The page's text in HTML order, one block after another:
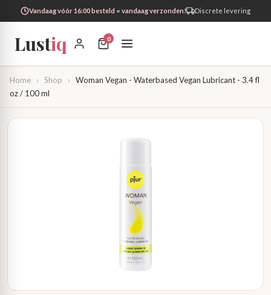
Vandaag vóór 16:00 besteld = vandaag verzonden! Discrete levering
Lustiq 0
Home › Shop ›
Woman Vegan - Waterbased Vegan Lubricant - 3.4 fl
oz / 100 ml